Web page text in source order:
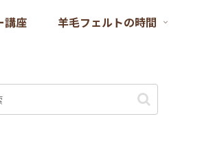
講座 羊毛フェルトの時間